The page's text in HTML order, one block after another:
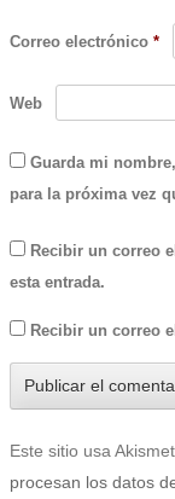
Correo electrónico *
Web
Guarda mi
para la próxima vez
Recibir un correo
esta entrada.
Recibir un correo
Este sitio usa
procesan los datos